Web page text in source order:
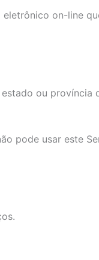
on-line
ou província
pode usar este